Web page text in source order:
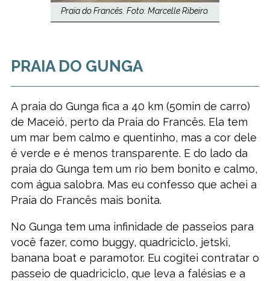
Praia do Francês. Foto: Marcelle Ribeiro.
PRAIA DO GUNGA
A praia do Gunga fica a 40 km (50min de carro)
de Maceió, perto da Praia do Francês. Ela tem
um mar bem calmo e quentinho, mas a cor dele
é verde e é menos transparente. E do lado da
praia do Gunga tem um rio bem bonito e calmo,
com água salobra. Mas eu confesso que achei a
Praia do Francês mais bonita.
No Gunga tem uma infinidade de passeios para
você fazer, como buggy, quadriciclo, jetski,
banana boat e paramotor. Eu cogitei contratar o
passeio de quadriciclo, que leva a falésias e a